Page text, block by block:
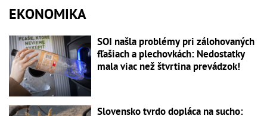
EKONOMIKA
SOI našla problémy pri zálohovaných
fľašiach a plechovkách: Nedostatky
mala viac než štvrtina prevádzok!
Slovensko tvrdo dopláca na sucho: